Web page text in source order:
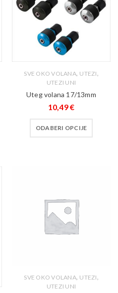
SVE OKO VOLANA, UTEZI,
UTEZI UNI
Uteg volana 17/13mm
10,49€
ODABERI OPCIJE
SVE OKO VOLANA, UTEZI,
UTEZI UNI